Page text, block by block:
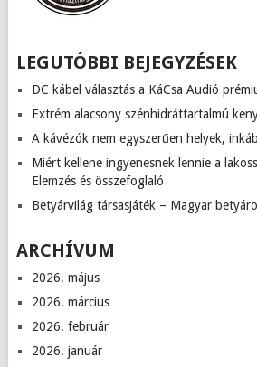
LEGUTÓBBI BEJEGYZÉSEK
DC kábel választás a KáCsa Audió
Extrém alacsony szénhidráttartalmú
A kávézók nem egyszerűen helyek,
Miért kellene ingyenesnek lennie a
Elemzés és összefoglaló
Betyárvilág társasjáték – Magyar
ARCHÍVUM
2026. május
2026. március
2026. február
2026. január